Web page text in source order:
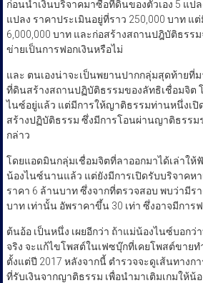
ก่อนนำเงินบริจาคมาซื้อที่ดินของตัวเอง 5 แป
แปลง ราคาประเมินอยู่ที่ราว 250,000 บาท แ
6,000,000 บาท และก่อสร้างสถานปฎิบัติธรร
ข่ายเป็นการฟอกเงินหรือไม่
และ ตนเองน่าจะเป็นพยานปากกลุ่มสุดท้ายที่ม
ที่ดินสร้างสถานปฏิบัติธรรมของลัทธิเชื่อมจิต
ไนซ์อยู่แล้ว แต่มีการให้ญาติธรรมท่านหนึ่งเ
สร้างปฏิบัติธรรม ซึ่งมีการโอนผ่านญาติธรรม
กล่าว
โดยแอดมินกลุ่มเชื่อมจิตที่ลาออกมาได้เล่าให้
น้องไนซ์นานแล้ว แต่ยังมีการเปิดรับบริจาคหา
ราคา 6 ล้านบาท ซึ่งจากที่ตรวจสอบ พบว่ามีรา
บาท เท่านั้น อัพราคาขึ้น 30 เท่า ซึ่งอาจมีการ
ต้นอ้อ เป็นหนึ่ง เผยอีกว่า ถ้าแม่น้องไนซ์บอก
จริง จะแก้ไขโพสต์ในเฟซบุ๊กที่เคยโพสต์ขายท
ตั้งแต่ปี 2017 หลังจากนี้ ตำรวจจะดูเส้นทางก
ที่รับเงินจากญาติธรรม เพื่อนำมาเติมเกมให้น้